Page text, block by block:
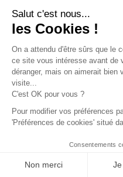
Salut c'est nous...
les Cookies !
On a attendu d'être sûrs que le
ce site vous intéresse avant de
déranger, mais on aimerait bien
visite...
C'est OK pour vous ?
Pour modifier vos préférences
'Préférences de cookies' situé
Consentements
Non merci